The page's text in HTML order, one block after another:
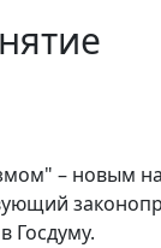
– новым
Госдуму.